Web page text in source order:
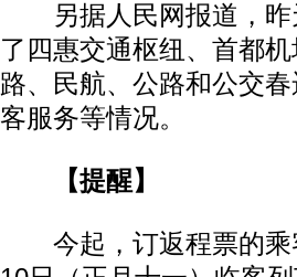
另据人民网报道，昨
了四惠交通枢纽、首都
路、民航、公路和公交
客服务等情况。
【提醒】
今起，订返程票的乘